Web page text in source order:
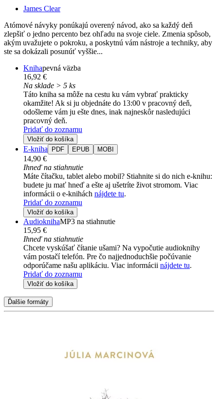
James Clear
Atómové návyky ponúkajú overený návod, ako sa každý deň
zlepšiť o jedno percento bez ohľadu na svoje ciele. Zmenia spôsob,
akým uvažujete o pokroku, a poskytnú vám nástroje a techniky, aby
ste sa dokázali posunúť vyššie...
Knihapevná väzba
16,92 €
Na sklade > 5 ks
Táto kniha sa môže na cestu ku vám vybrať prakticky
okamžite! Ak si ju objednáte do 13:00 v pracovný deň,
odošleme vám ju ešte dnes, inak najneskôr nasledujúci
pracovný deň.
Pridať do zoznamu
Vložiť do košíka
E-kniha PDF EPUB MOBI
14,90 €
Ihneď na stiahnutie
Máte čítačku, tablet alebo mobil? Stiahnite si do nich e-knihu:
budete ju mať hneď a ešte aj ušetríte život stromom. Viac
informácii o e-knihách nájdete tu.
Pridať do zoznamu
Vložiť do košíka
AudioknihaMP3 na stiahnutie
15,95 €
Ihneď na stiahnutie
Chcete vyskúšať čítanie ušami? Na vypočutie audioknihy
vám postačí telefón. Pre čo najjednoduchšie počúvanie
odporúčame našu aplikáciu. Viac informácii nájdete tu.
Pridať do zoznamu
Vložiť do košíka
Ďalšie formáty